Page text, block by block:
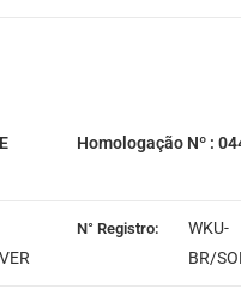
Homologação Nº :
N° Registro:
WKU-
BR/